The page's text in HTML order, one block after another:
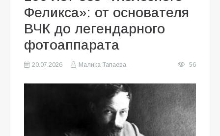
Феликса»: от основателя
ВЧК до легендарного
фотоаппарата
20.07.2026 Малика Тапаева 56